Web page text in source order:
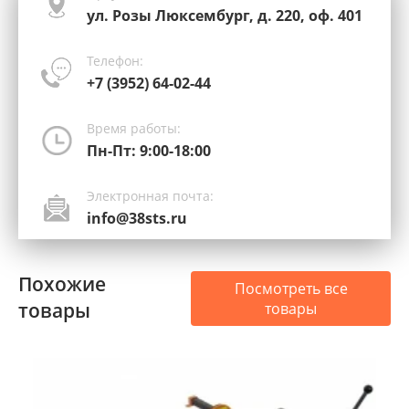
ул. Розы Люксембург, д. 220, оф. 401
Телефон:
+7 (3952) 64-02-44
Время работы:
Пн-Пт: 9:00-18:00
Электронная почта:
info@38sts.ru
Похожие
товары
Посмотреть все
товары